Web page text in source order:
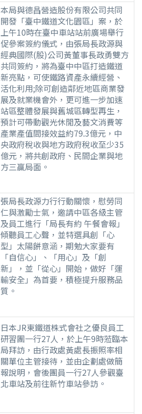
本局與德昌營造股份有限公司共同
開發「臺中鐵道文化園區」案，於
上午10時在臺中車站站前廣場舉行
促參案簽約儀式，由張局長政源與
經典國際(股)公司黃董事長政勇雙方
共同簽約，將為臺中中區打造鐵道
新亮點，可使鐵路資產永續經營、
活化利用;除可創造鄰近地區商業發
展及就業機會外，更可進一步加速
站區整體發展與舊城區轉型再生，
預計可帶動觀光休閒及藝文消費等
產業產值間接效益約79.3億元，中
央政府稅收與地方政府稅收至少35
億元，將共創政府、民間企業與地
方三贏局面。
張局長政源力行行動關懷，慰勞同
仁與激勵士氣，邀請中區各級主管
及員工進行「局長有約 午餐會報」
傾聽員工心聲，並特選具創「心
型」太陽餅意涵，期勉大家要有
「自信心」、「用心」及「創
新」，並「從心」開始，做好「運
輸安全」為首要，積極提升服務品
質。
日本JR東鐵道株式會社之優良員工
研習團一行27人，於上午9時蒞臨本
局拜訪，由行政處黃處長振照率相
關單位主管接待，並由企劃處做簡
報說明，會後團員一行27人參觀臺
北車站及前往新竹車站參訪。